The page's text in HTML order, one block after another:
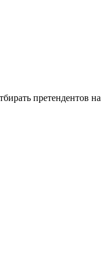
претендентов